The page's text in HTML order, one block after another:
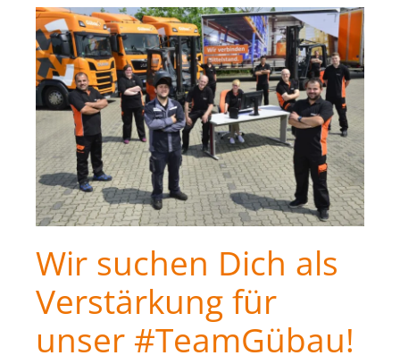
Wir suchen Dich als
Verstärkung für
unser #TeamGübau!